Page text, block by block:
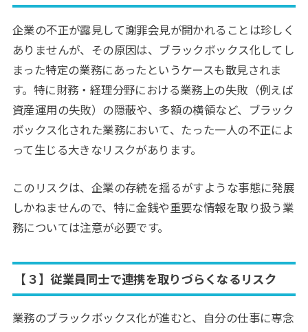
企業の不正が露見して謝罪会見が開かれることは珍しく
ありませんが、その原因は、ブラックボックス化してし
まった特定の業務にあったというケースも散見されま
す。特に財務・経理分野における業務上の失敗（例えば
資産運用の失敗）の隠蔽や、多額の横領など、ブラック
ボックス化された業務において、たった一人の不正によ
って生じる大きなリスクがあります。
このリスクは、企業の存続を揺るがすような事態に発展
しかねませんので、特に金銭や重要な情報を取り扱う業
務については注意が必要です。
【３】従業員同士で連携を取りづらくなるリスク
業務のブラックボックス化が進むと、自分の仕事に専念